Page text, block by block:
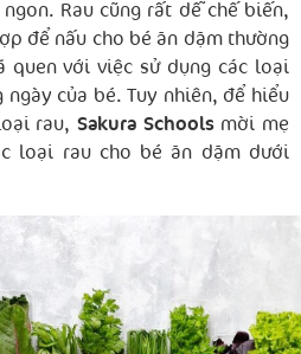
Rau cũng rất dễ chế biến,
để nấu cho bé ăn dặm thường
quen với việc sử dụng các loại
ngày của bé. Tuy nhiên, để hiểu
rau,Sakura Schoolsmời mẹ
loại rau cho bé ăn dặm dưới